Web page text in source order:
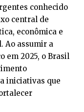
conhecido
central de
econômica e
Ao assumir a
em 2025, o Brasil
iniciativas que